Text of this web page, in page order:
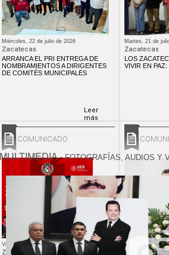
Miércoles, 22 de julio de 2026
Zacatecas
ARRANCA EL PRI ENTREGA DE
NOMBRAMIENTOS A DIRIGENTES
DE COMITÉS MUNICIPALES
Leer
más
Martes, 21 de
Zacatecas
LOS
VIVIR EN
COMUNICADO
Viernes, 17 de julio de 2026
Zacatecas
Jueves, 16 de
Zacatecas
MULTIMEDIA-FOTOGRAFÍAS, AUDIOS Y